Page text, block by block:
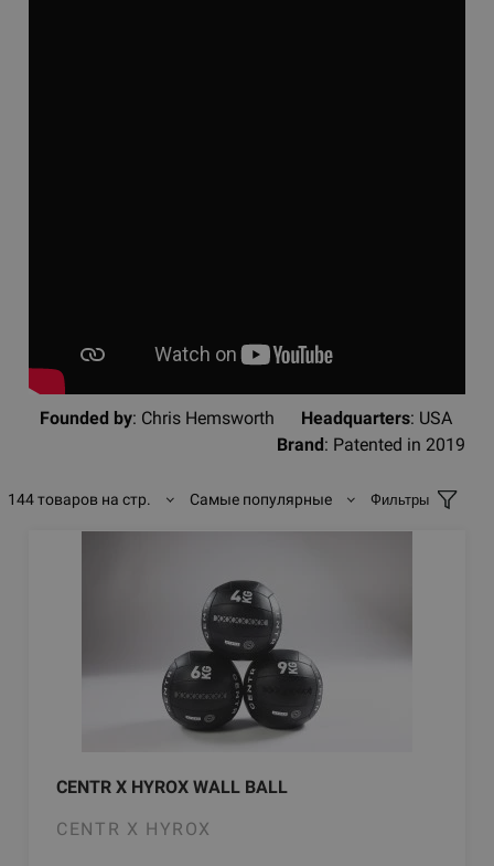
Founded by: Chris Hemsworth Headquarters: USA
Brand: Patented in 2019
144 товаров на стр. Самые популярные Фильтры
CENTR X HYROX WALL BALL
CENTR X HYROX